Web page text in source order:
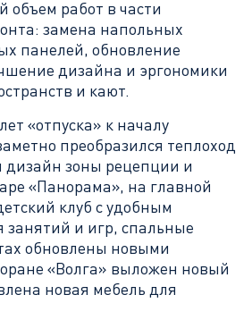
работ в части
замена напольных
панелей, обновление
дизайна и эргономики
и кают.
«отпуска» к началу
преобразился теплоход
дизайн зоны рецепции и
«Панорама», на главной
клуб с удобным
занятий и игр, спальные
обновлены новыми
«Волга» выложен новый
новая мебель для